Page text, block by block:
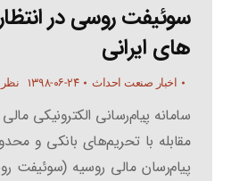
سوئیفت روسی در
های ایرانی
اخبار صنعت احداث ۱۳۹۸-۰۶-۲۴ نظر
سامانه پیام‌رسانی الکترونیکی
مقابله با تحریم‌های بانکی و
پیام‌رسان مالی روسیه